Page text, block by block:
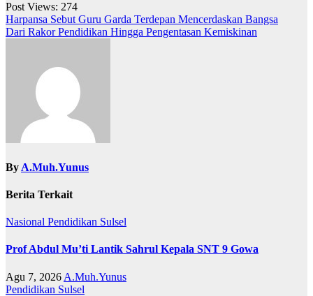
Post Views: 274
Navigasi
pos
Harpansa Sebut Guru Garda Terdepan Mencerdaskan Bangsa
Dari Rakor Pendidikan Hingga Pengentasan Kemiskinan
By A.Muh.Yunus
Berita Terkait
Nasional Pendidikan Sulsel
Prof Abdul Mu’ti Lantik Sahrul Kepala SNT 9 Gowa
Agu 7, 2026 A.Muh.Yunus
Pendidikan Sulsel